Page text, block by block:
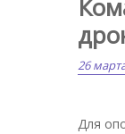
26
Для